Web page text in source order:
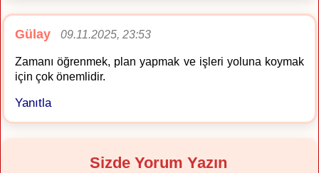
Gülay 09.11.2025, 23:53
Zamanı öğrenmek, plan yapmak ve işleri yoluna koymak
için çok önemlidir.
Yanıtla
Sizde Yorum Yazın